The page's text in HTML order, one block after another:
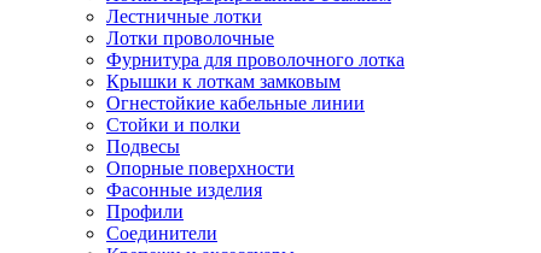
Лестничные лотки
Лотки проволочные
Фурнитура для проволочного лотка
Крышки к лоткам замковым
Огнестойкие кабельные линии
Стойки и полки
Подвесы
Опорные поверхности
Фасонные изделия
Профили
Соединители